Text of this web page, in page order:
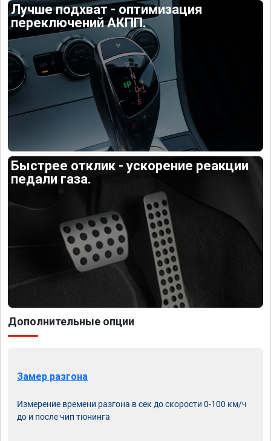
Лучше подхват - оптимизация
переключений АКПП.
Быстрее отклик - ускорение реакции
педали газа.
Дополнительные опции
Замер разгона
Измерение времени разгона в сек до скорости 0-100 км/ч
до и после чип тюнинга